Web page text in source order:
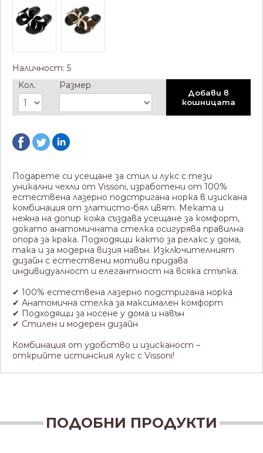
Наличност: 5
Кол.
Размер
Добави в
кошницата
Подарете си усещане за стил и лукс с тези
уникални чехли от Vissoni, изработени от 100%
естествена лазерно подстригана норка в изискана
комбинация от златисто-бял цвят. Меката и
нежна на допир кожа създава усещане за комфорт,
докато анатомичната стелка осигурява правилна
опора за крака. Подходящи както за релакс у дома,
така и за модерна визия навън. Изключителният
дизайн с естествени мотиви придава
индивидуалност и елегантност на всяка стъпка.
✔ 100% естествена лазерно подстригана норка
✔ Анатомична стелка за максимален комфорт
✔ Подходящи за носене у дома и навън
✔ Стилен и модерен дизайн
Комбинация от удобство и изисканост –
открийте истинския лукс с Vissoni!
ПОДОБНИ ПРОДУКТИ